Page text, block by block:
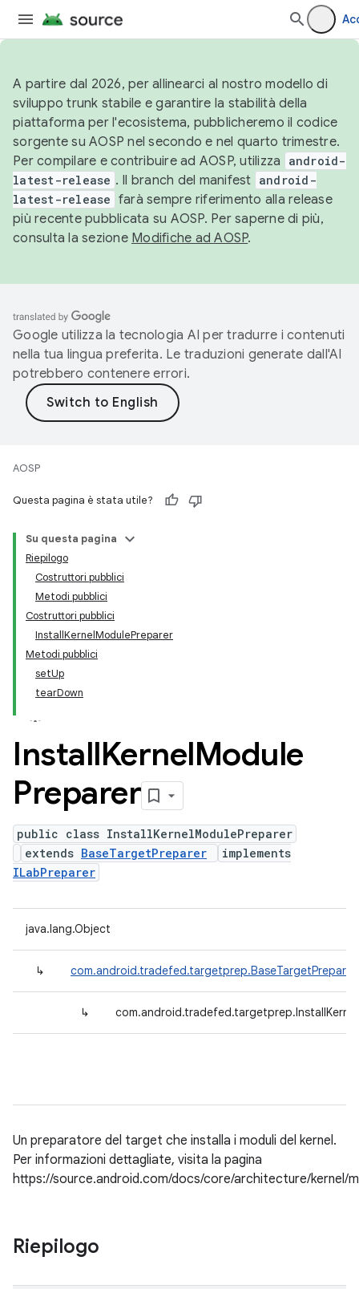
A partire dal 2026, per allinearci al nostro modello di
sviluppo trunk stabile e garantire la stabilità della
piattaforma per l'ecosistema, pubblicheremo il codice
sorgente su AOSP nel secondo e nel quarto trimestre.
Per compilare e contribuire ad AOSP, utilizza
android-
latest-release . Il branch del manifest android-
latest-release farà sempre riferimento alla release
più recente pubblicata su AOSP. Per saperne di più,
consulta la sezione Modifiche ad AOSP.
Google utilizza la tecnologia AI per tradurre i contenuti
nella tua lingua preferita. Le traduzioni generate dall'AI
potrebbero contenere errori.
AOSP
Questa pagina è stata utile?
Su questa pagina
Riepilogo
Costruttori pubblici
Metodi pubblici
Costruttori pubblici
InstallKernelModulePreparer
Metodi pubblici
setUp
tearDown
InstallKernelModule
Preparer
public class InstallKernelModulePreparer
extends BaseTargetPreparer
implements
ILabPreparer
java.lang.Object
↳ com.android.tradefed.targetprep.BaseTargetPreparer
↳
Un preparatore del target che installa i moduli del kernel.
Per informazioni dettagliate, visita la pagina
https://source.android.com/docs/core/architecture/kernel/
Riepilogo